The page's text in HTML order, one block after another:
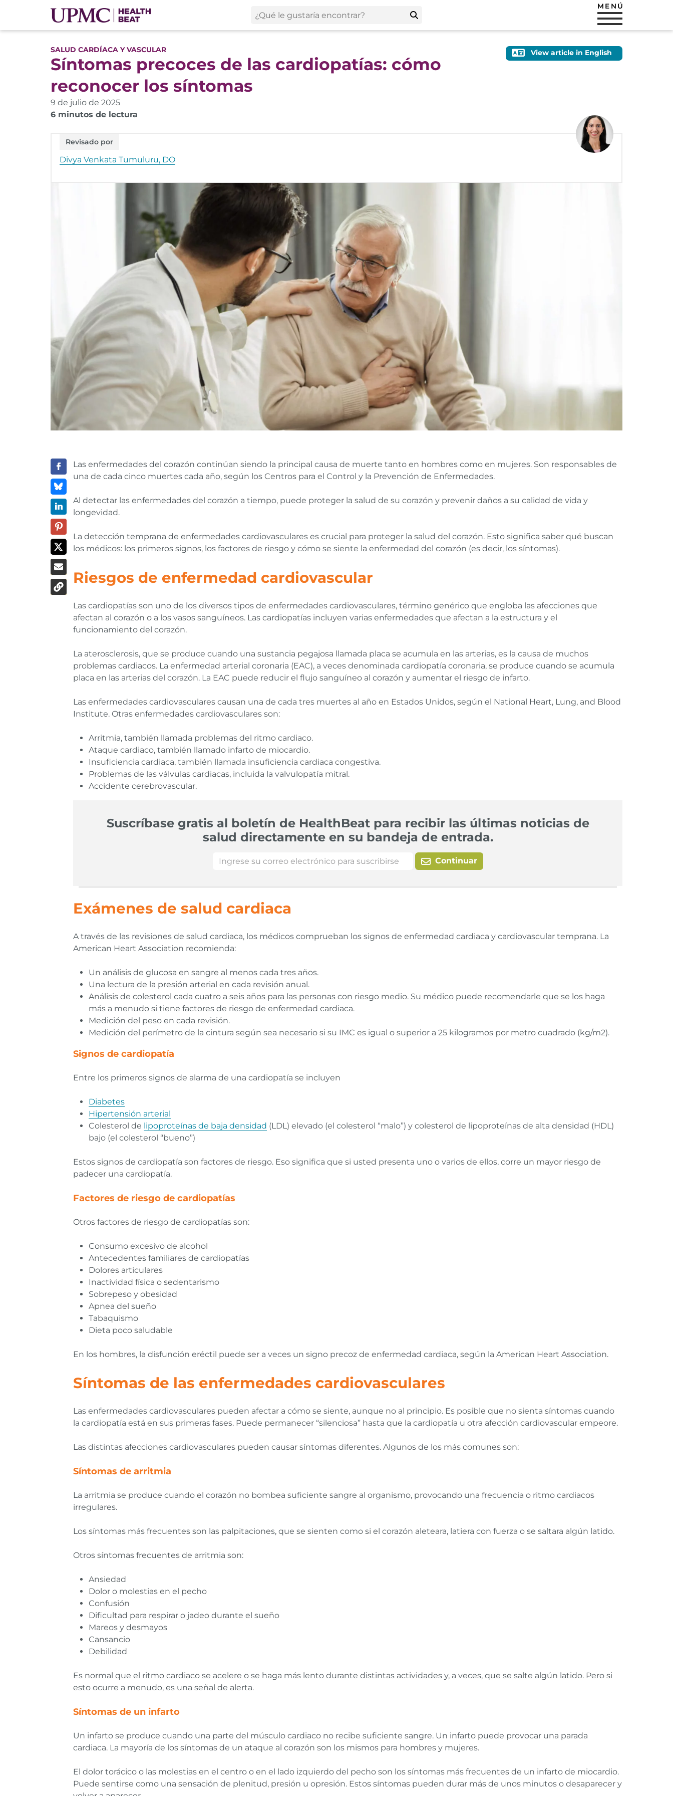
MENÚ
View article in English
SALUD CARDÍACA Y VASCULAR
Síntomas precoces de las cardiopatías: cómo
reconocer los síntomas
9 de julio de 2025
6 minutos de lectura
Revisado por
Divya Venkata Tumuluru, DO
Las enfermedades del corazón continúan siendo la principal causa de muerte tanto en hombres como en mujeres. Son responsables de
una de cada cinco muertes cada año, según los Centros para el Control y la Prevención de Enfermedades.
Al detectar las enfermedades del corazón a tiempo, puede proteger la salud de su corazón y prevenir daños a su calidad de vida y
longevidad.
La detección temprana de enfermedades cardiovasculares es crucial para proteger la salud del corazón. Esto significa saber qué buscan
los médicos: los primeros signos, los factores de riesgo y cómo se siente la enfermedad del corazón (es decir, los síntomas).
Riesgos de enfermedad cardiovascular
Las cardiopatías son uno de los diversos tipos de enfermedades cardiovasculares, término genérico que engloba las afecciones que
afectan al corazón o a los vasos sanguíneos. Las cardiopatías incluyen varias enfermedades que afectan a la estructura y el
funcionamiento del corazón.
La aterosclerosis, que se produce cuando una sustancia pegajosa llamada placa se acumula en las arterias, es la causa de muchos
problemas cardiacos. La enfermedad arterial coronaria (EAC), a veces denominada cardiopatía coronaria, se produce cuando se acumula
placa en las arterias del corazón. La EAC puede reducir el flujo sanguíneo al corazón y aumentar el riesgo de infarto.
Las enfermedades cardiovasculares causan una de cada tres muertes al año en Estados Unidos, según el National Heart, Lung, and Blood
Institute. Otras enfermedades cardiovasculares son:
Arritmia, también llamada problemas del ritmo cardiaco.
Ataque cardiaco, también llamado infarto de miocardio.
Insuficiencia cardiaca, también llamada insuficiencia cardiaca congestiva.
Problemas de las válvulas cardiacas, incluida la valvulopatía mitral.
Accidente cerebrovascular.
Suscríbase gratis al boletín de HealthBeat para recibir las últimas noticias de
salud directamente en su bandeja de entrada.
Continuar
Exámenes de salud cardiaca
A través de las revisiones de salud cardiaca, los médicos comprueban los signos de enfermedad cardiaca y cardiovascular temprana. La
American Heart Association recomienda:
Un análisis de glucosa en sangre al menos cada tres años.
Una lectura de la presión arterial en cada revisión anual.
Análisis de colesterol cada cuatro a seis años para las personas con riesgo medio. Su médico puede recomendarle que se los haga
más a menudo si tiene factores de riesgo de enfermedad cardiaca.
Medición del peso en cada revisión.
Medición del perímetro de la cintura según sea necesario si su IMC es igual o superior a 25 kilogramos por metro cuadrado (kg/m2).
Signos de cardiopatía
Entre los primeros signos de alarma de una cardiopatía se incluyen
Diabetes
Hipertensión arterial
Colesterol de lipoproteínas de baja densidad (LDL) elevado (el colesterol “malo”) y colesterol de lipoproteínas de alta densidad (HDL)
bajo (el colesterol “bueno”)
Estos signos de cardiopatía son factores de riesgo. Eso significa que si usted presenta uno o varios de ellos, corre un mayor riesgo de
padecer una cardiopatía.
Factores de riesgo de cardiopatías
Otros factores de riesgo de cardiopatías son:
Consumo excesivo de alcohol
Antecedentes familiares de cardiopatías
Dolores articulares
Inactividad física o sedentarismo
Sobrepeso y obesidad
Apnea del sueño
Tabaquismo
Dieta poco saludable
En los hombres, la disfunción eréctil puede ser a veces un signo precoz de enfermedad cardiaca, según la American Heart Association.
Síntomas de las enfermedades cardiovasculares
Las enfermedades cardiovasculares pueden afectar a cómo se siente, aunque no al principio. Es posible que no sienta síntomas cuando
la cardiopatía está en sus primeras fases. Puede permanecer “silenciosa” hasta que la cardiopatía u otra afección cardiovascular empeore.
Las distintas afecciones cardiovasculares pueden causar síntomas diferentes. Algunos de los más comunes son:
Síntomas de arritmia
La arritmia se produce cuando el corazón no bombea suficiente sangre al organismo, provocando una frecuencia o ritmo cardiacos
irregulares.
Los síntomas más frecuentes son las palpitaciones, que se sienten como si el corazón aleteara, latiera con fuerza o se saltara algún latido.
Otros síntomas frecuentes de arritmia son:
Ansiedad
Dolor o molestias en el pecho
Confusión
Dificultad para respirar o jadeo durante el sueño
Mareos y desmayos
Cansancio
Debilidad
Es normal que el ritmo cardiaco se acelere o se haga más lento durante distintas actividades y, a veces, que se salte algún latido. Pero si
esto ocurre a menudo, es una señal de alerta.
Síntomas de un infarto
Un infarto se produce cuando una parte del músculo cardiaco no recibe suficiente sangre. Un infarto puede provocar una parada
cardiaca. La mayoría de los síntomas de un ataque al corazón son los mismos para hombres y mujeres.
El dolor torácico o las molestias en el centro o en el lado izquierdo del pecho son los síntomas más frecuentes de un infarto de miocardio.
Puede sentirse como una sensación de plenitud, presión u opresión. Estos síntomas pueden durar más de unos minutos o desaparecer y